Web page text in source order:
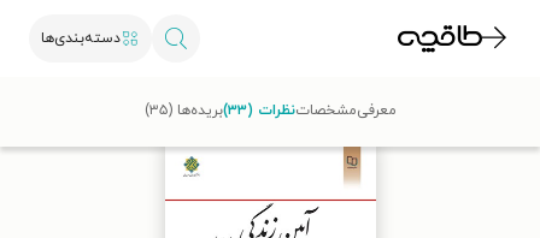
دسته‌بندی‌ها
معرفیمشخصاتنظرات (۳۳) بریده‌ها (۳۵)